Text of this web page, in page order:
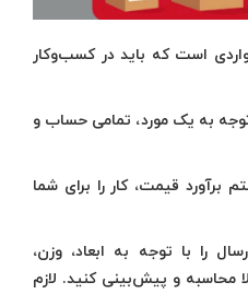
است که باید در کسب‌‌وکار
به یک مورد، تمامی حساب و
برآورد قیمت، کار را برای شما
را با توجه به ابعاد، وزن،
محاسبه و پیش‌بینی کنید. لازم